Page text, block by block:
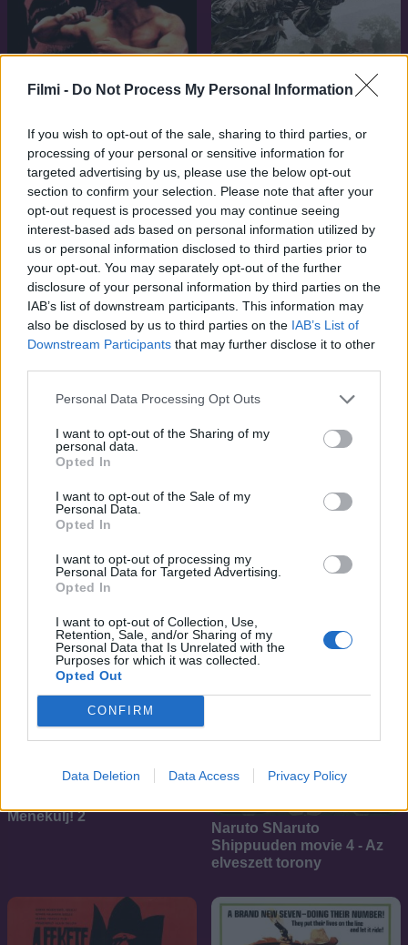
Filmi - Do Not Process My Personal Information
If you wish to opt-out of the sale, sharing to third parties, or
processing of your personal or sensitive information for
targeted advertising by us, please use the below opt-out
section to confirm your selection. Please note that after your
opt-out request is processed you may continue seeing
interest-based ads based on personal information utilized by
us or personal information disclosed to third parties prior to
your opt-out. You may separately opt-out of the further
disclosure of your personal information by third parties on the
IAB’s list of downstream participants. This information may
also be disclosed by us to third parties on the IAB’s List of
Downstream Participants that may further disclose it to other
Personal Data Processing Opt Outs
I want to opt-out of the Sharing of my
personal data.
Opted In
I want to opt-out of the Sale of my
Personal Data.
Opted In
I want to opt-out of processing my
Personal Data for Targeted Advertising.
Opted In
I want to opt-out of Collection, Use,
Retention, Sale, and/or Sharing of my
Personal Data that Is Unrelated with the
Purposes for which it was collected.
Opted Out
CONFIRM
Data Deletion Data Access Privacy Policy
1992 3.4
Vasszív
2015
Harcos farkas
Járvány Büszkeség és szenvedély
Menekülj! 2
Naruto SNaruto
Shippuuden movie 4 - Az
elveszett torony